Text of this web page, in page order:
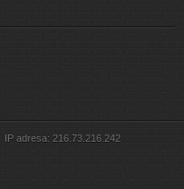
IP adresa: 216.73.216.242